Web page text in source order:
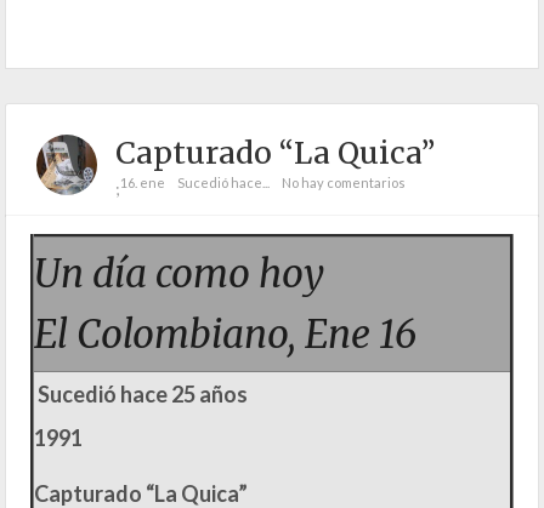
Capturado “La Quica”
;16. ene Sucedió hace... No hay comentarios
Un día como hoy
El Colombiano, Ene 16
Sucedió hace 25 años
1991
Capturado “La Quica”